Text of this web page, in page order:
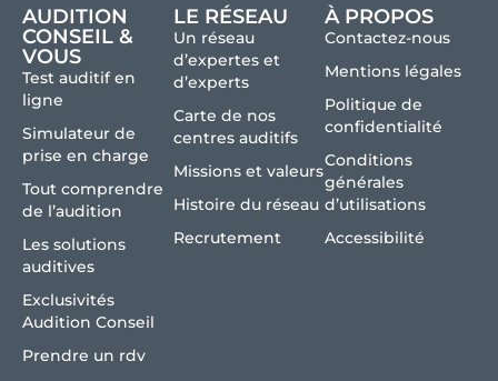
AUDITION
CONSEIL &
VOUS
Test auditif en
ligne
Simulateur de
prise en charge
Tout comprendre
de l’audition
Les solutions
auditives
Exclusivités
Audition Conseil
Prendre un rdv
LE RÉSEAU
Un réseau
d’expertes et
d’experts
Carte de nos
centres auditifs
Missions et valeurs
Histoire du réseau
Recrutement
À PROPOS
Contactez-nous
Mentions légales
Politique de
confidentialité
Conditions
générales
d’utilisations
Accessibilité